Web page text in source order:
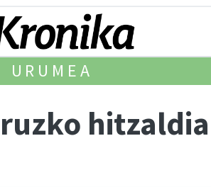
URUMEA